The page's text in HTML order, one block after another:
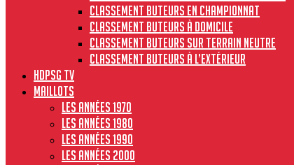
Classement buteurs en championnat
Classement buteurs à domicile
Classement buteurs sur terrain neutre
Classement buteurs à l’extérieur
HdPSG TV
MAILLOTS
Les années 1970
Les années 1980
Les années 1990
Les années 2000